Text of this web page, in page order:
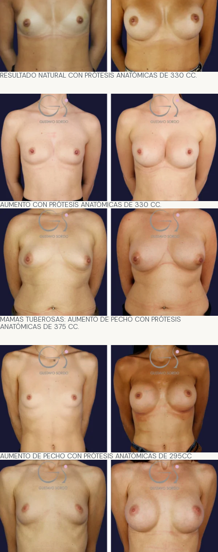
RESULTADO NATURAL CON PRÓTESIS ANATÓMICAS DE 330 CC.
AUMENTO CON PRÓTESIS ANATÓMICAS DE 330 CC.
MAMAS TUBEROSAS: AUMENTO DE PECHO CON PRÓTESIS
ANATÓMICAS DE 375 CC.
AUMENTO DE PECHO CON PRÓTESIS ANATÓMICAS DE 295CC